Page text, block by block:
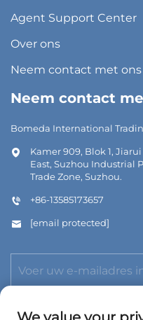
Agent Support Center
Over ons
Neem contact met ons
Neem contact
Bomeda International
Kamer 909, Blok 1,
East, Suzhou Industrial
Trade Zone, Suzhou.
+86-13585173657
[email protected]